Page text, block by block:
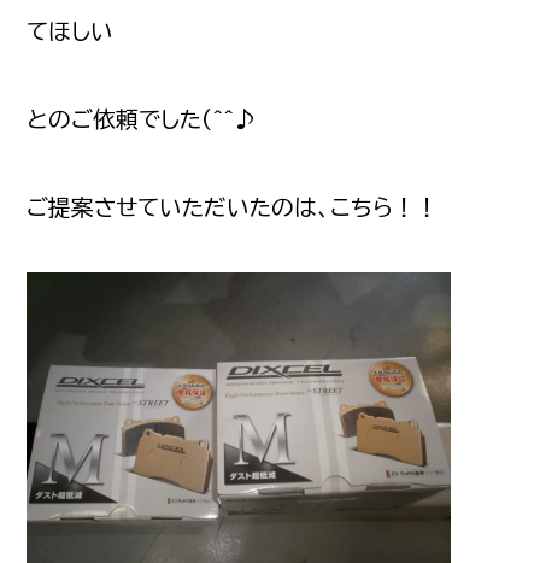
てほしい
とのご依頼でした(^^♪
ご提案させていただいたのは、こちら！！